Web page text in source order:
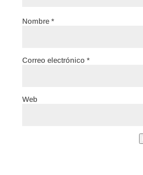
Nombre *
Correo electrónico *
Web